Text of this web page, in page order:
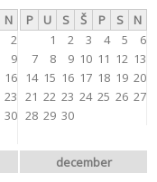
N
2
9
16
23
30
P
U S Š P S
N
1
2 3 4 5
6
7
8 9 10 11 12 13
14 15 16 17 18 19 20
21 22 23 24 25 26 27
28 29 30
december